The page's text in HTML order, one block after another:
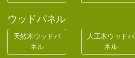
ウッドパネル
天然木ウッドパ
ネル
人工木ウッドパ
ネル